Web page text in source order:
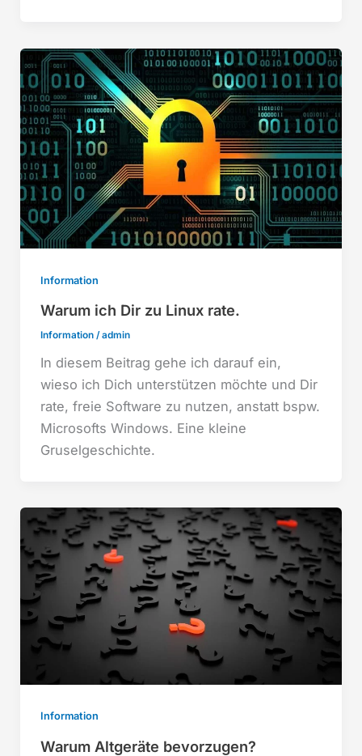
Information
Warum ich Dir zu Linux rate.
Information/admin
In diesem Beitrag gehe ich darauf ein,
wieso ich Dich unterstützen möchte und Dir
rate, freie Software zu nutzen, anstatt bspw.
Microsofts Windows. Eine kleine
Gruselgeschichte.
Information
Warum Altgeräte bevorzugen?